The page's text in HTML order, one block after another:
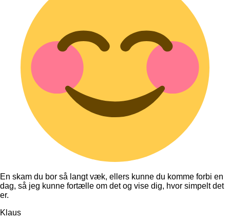
En skam du bor så langt væk, ellers kunne du komme forbi en
dag, så jeg kunne fortælle om det og vise dig, hvor simpelt det
er.
Klaus